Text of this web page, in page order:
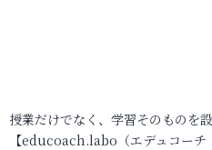
授業だけでなく、学習そのものを
【educoach.labo（エデュコー